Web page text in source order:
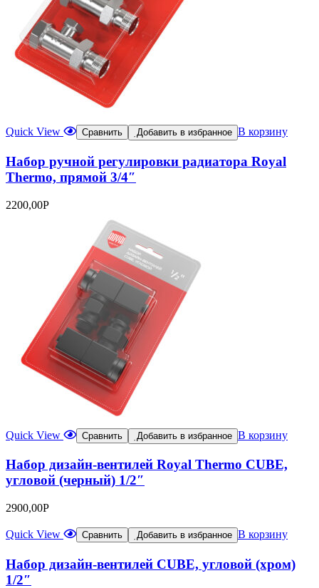
Quick View Сравнить Добавить в избранное В корзину
Набор ручной регулировки радиатора Royal
Thermo, прямой 3/4″
2200,00Р
Quick View Сравнить Добавить в избранное В корзину
Набор дизайн-вентилей Royal Thermo CUBE,
угловой (черный) 1/2″
2900,00Р
Quick View Сравнить Добавить в избранное В корзину
Набор дизайн-вентилей CUBE, угловой (хром)
1/2″